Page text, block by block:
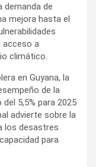
demanda de
mejora hasta el
acceso a
climático.
en Guyana, la
de la
5,5% para 2025
advierte sobre la
los desastres
para